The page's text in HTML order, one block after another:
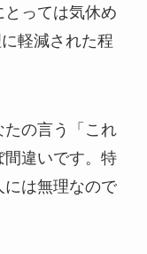
とっては気休め
軽減された程
たの言う「これ
間違いです。特
には無理なので